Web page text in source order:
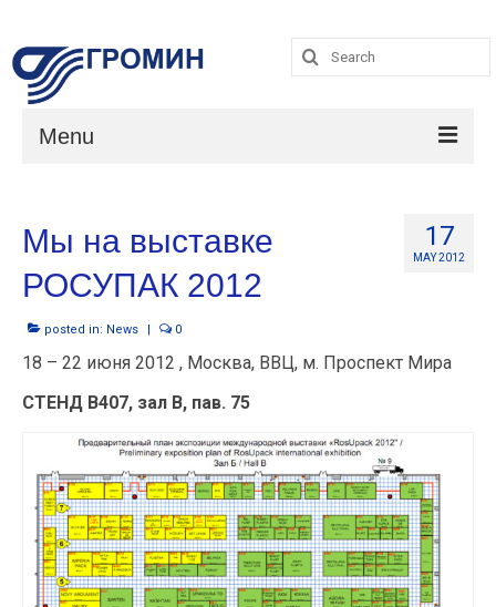
Search
for:
Menu
Услуги
О компании
Contacts
17
MAY 2012
Мы на выставке
РОСУПАК 2012
posted in: News 0
18 – 22 июня 2012 , Москва, ВВЦ, м. Проспект Мира
СТЕНД В407, зал В, пав. 75